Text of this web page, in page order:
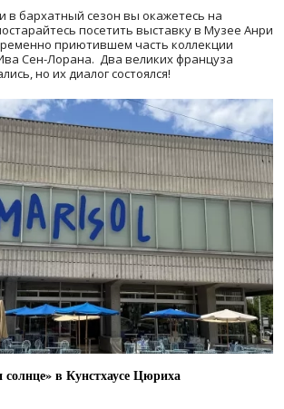
в бархатный сезон вы окажетесь на
посетить выставку в Музее Анри
приютившем часть коллекции
Сен-Лорана. Два великих француза
но их диалог состоялся!
в Кунстхаусе Цюриха